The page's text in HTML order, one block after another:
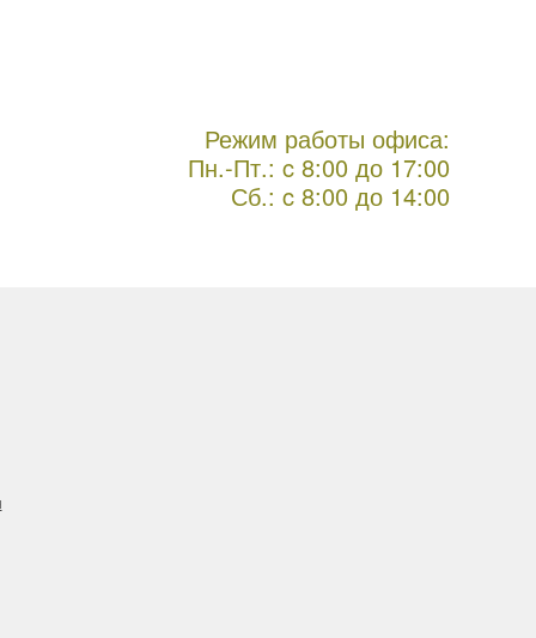
Режим работы офиса:
Пн.-Пт.: c 8:00 до 17:00
Сб.: c 8:00 до 14:00